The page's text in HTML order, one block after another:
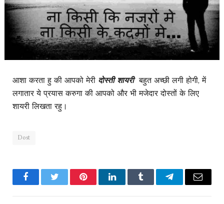
आशा करता हु की आपको मेरी दोस्ती शायरीबहुत अच्छी लगी होगी, में
लगातार ये प्रयास करुगा की आपको और भी मजेदार दोस्तों के लिए
शायरी लिखता रहु।
Dost
FacebookTwitter PinterestLinkedInTumblr TelegramEmail